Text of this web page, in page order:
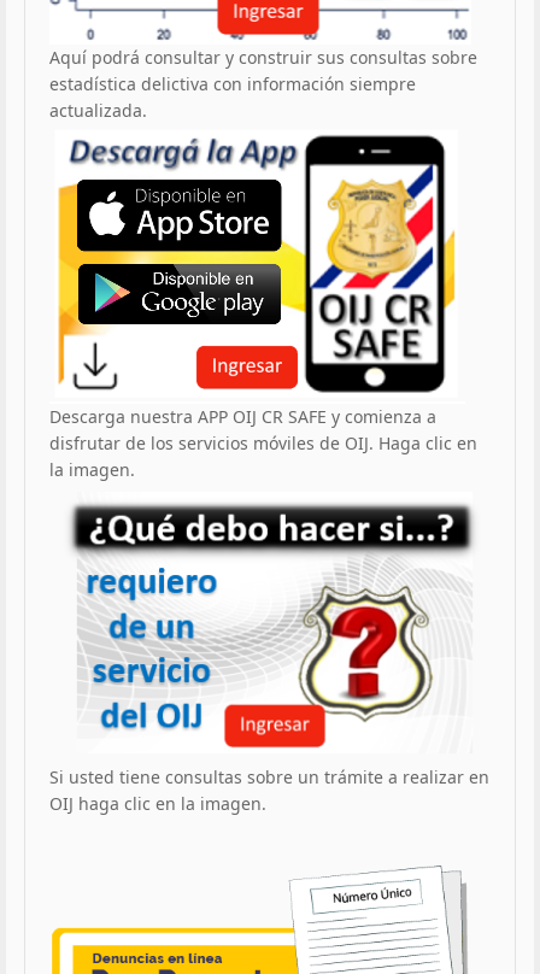
Aquí podrá consultar y construir sus consultas sobre
estadística delictiva con información siempre
actualizada.
Descarga nuestra APP OIJ CR SAFE y comienza a
disfrutar de los servicios móviles de OIJ. Haga clic en
la imagen.
Si usted tiene consultas sobre un trámite a realizar en
OIJ haga clic en la imagen.